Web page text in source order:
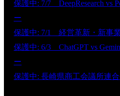
保護中: 7/7 DeepResearch vs
ー
保護中: 7/1 経営革新・新事
保護中: 6/3 ChatGPT vs
ー
保護中: 長崎県商工会議所連